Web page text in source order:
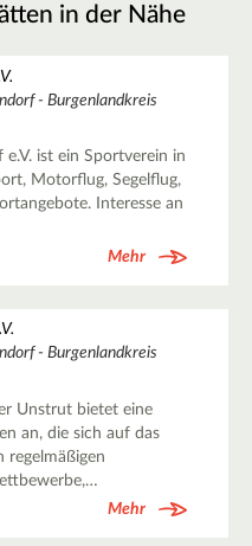
in der Nähe
- Burgenlandkreis
ist ein Sportverein in
Motorflug, Segelflug,
Interesse an
Mehr
- Burgenlandkreis
Unstrut bietet eine
an, die sich auf das
regelmäßigen
Mehr